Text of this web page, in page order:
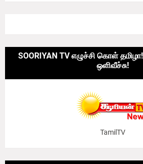
SOORIYAN TV எழுச்சி கொள்
ஒளிவீச்சு!
TamilTV